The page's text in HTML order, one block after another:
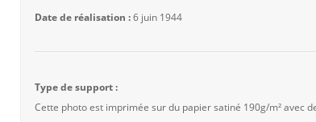
Date de réalisation :6 juin 1944
Type de support :
Cette photo est imprimée sur du papier satiné 190g/m² avec